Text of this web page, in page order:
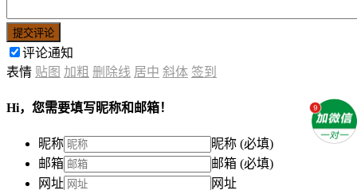
提交评论
评论通知
表情 贴图 加粗 删除线 居中 斜体 签到
Hi，您需要填写昵称和邮箱！
昵称
昵称 (必填)
邮箱
邮箱 (必填)
网址
网址